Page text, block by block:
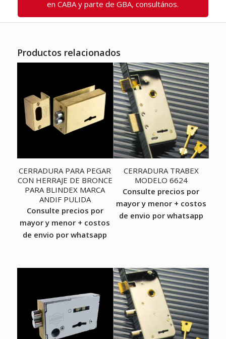
en CABA y parte de GBA, consultános.
Productos relacionados
CERRADURA PARA PEGAR
CON HERRAJE DE BRONCE
PARA BLINDEX MARCA
ANDIF PULIDA
Consulte precios por
mayor y menor + costos
de envio por whatsapp
CERRADURA TRABEX
MODELO 6624
Consulte precios por
mayor y menor + costos
de envio por whatsapp